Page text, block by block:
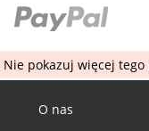
Nie pokazuj więcej
O nas